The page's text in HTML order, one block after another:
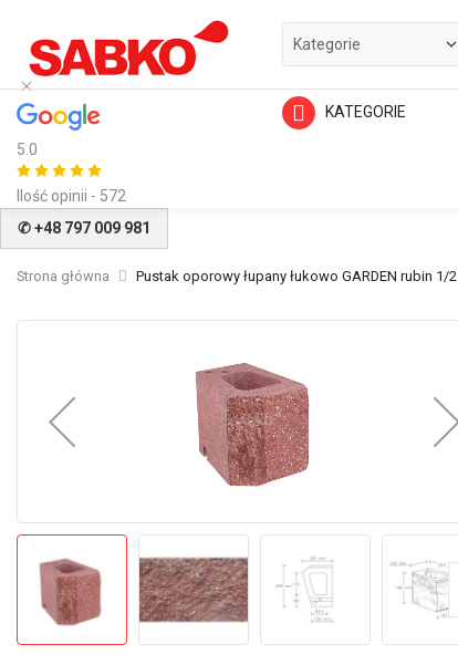
5.0
Ilość opinii - 572
KATEGORIE
✆ +48 797 009 981
Strona główna Pustak oporowy łupany łukowo GARDEN rubin 1/2